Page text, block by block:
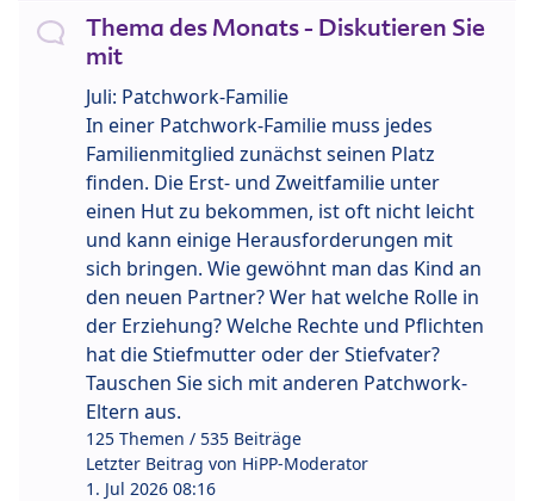
Thema des Monats - Diskutieren Sie
mit
Juli: Patchwork-Familie
In einer Patchwork-Familie muss jedes
Familienmitglied zunächst seinen Platz
finden. Die Erst- und Zweitfamilie unter
einen Hut zu bekommen, ist oft nicht leicht
und kann einige Herausforderungen mit
sich bringen. Wie gewöhnt man das Kind an
den neuen Partner? Wer hat welche Rolle in
der Erziehung? Welche Rechte und Pflichten
hat die Stiefmutter oder der Stiefvater?
Tauschen Sie sich mit anderen Patchwork-
Eltern aus.
125 Themen / 535 Beiträge
Letzter Beitrag von HiPP-Moderator
1. Jul 2026 08:16